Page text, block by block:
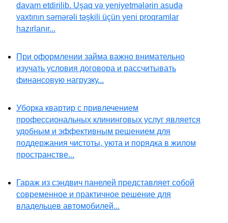
davam etdirilib. Uşaq və yeniyetmələrin asudə
vaxtının səmərəli təşkili üçün yeni proqramlar
hazırlanır...
При оформлении займа важно внимательно
изучать условия договора и рассчитывать
финансовую нагрузку...
Уборка квартир с привлечением
профессиональных клининговых услуг является
удобным и эффективным решением для
поддержания чистоты, уюта и порядка в жилом
пространстве...
Гараж из сэндвич панелей представляет собой
современное и практичное решение для
владельцев автомобилей...